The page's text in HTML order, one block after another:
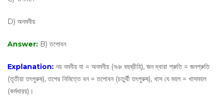
D) অনমনীয়
Answer: B) তপোবন
Explanation: নয় নমনীয় যা = অনমনীয় (নঞ বহুব্রীহি), জন দ্বারা শ্রুতি = জনশ্রুতি
(তৃতীয়া তৎপুরুষ), তপের নিমিত্তে বন = তপোবন (চতুর্থী তৎপুরুষ), খাস যে মহল = খাসমহল
(কর্মধারয়)।